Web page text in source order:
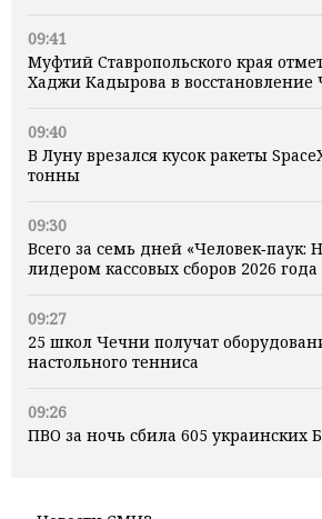
09:41
Муфтий Ставропольского края
Хаджи Кадырова в восстановление
09:40
В Луну врезался кусок ракеты
тонны
09:30
Всего за семь дней «Человек‑паук:
лидером кассовых сборов 2026 года
09:27
25 школ Чечни получат
настольного тенниса
09:26
ПВО за ночь сбила 605 украинских